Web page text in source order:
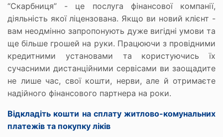
“Скарбниця” - це послуга фінансової компанії,
діяльність якої ліцензована. Якщо ви новий клієнт -
вам неодмінно запропонують дуже вигідні умови та
ще більше грошей на руки. Працюючи з провідними
кредитними установами та користуючись їх
сучасними дистанційними сервісами ви заощадите
не лише час, свої кошти, нерви, але й отримаєте
надійного фінансового партнера на роки.
Відкладіть кошти на сплату житлово-комунальних
платежів та покупку ліків